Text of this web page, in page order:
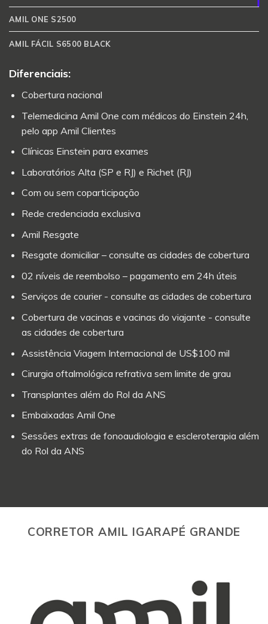
AMIL ONE S2500
AMIL FÁCIL S6500 BLACK
Diferenciais:
Cobertura nacional
Telemedicina Amil One com médicos do Einstein 24h,
pelo app Amil Clientes
Clínicas Einstein para exames
Laboratórios Alta (SP e RJ) e Richet (RJ)
Com ou sem coparticipação
Rede credenciada exclusiva
Amil Resgate
Resgate domiciliar – consulte as cidades de cobertura
02 níveis de reembolso – pagamento em 24h úteis
Serviços de courier - consulte as cidades de cobertura
Cobertura de vacinas e vacinas do viajante - consulte
as cidades de cobertura
Assistência Viagem Internacional de US$100 mil
Cirurgia oftalmológica refrativa sem limite de grau
Transplantes além do Rol da ANS
Embaixadas Amil One
Sessões extras de fonoaudiologia e escleroterapia além
do Rol da ANS
CORRETOR AMIL IGARAPÉ GRANDE